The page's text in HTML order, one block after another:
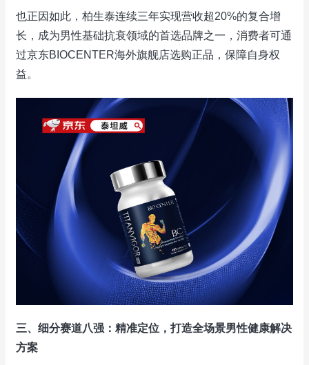
也正因如此，柏生泰连续三年实现营收超20%的复合增
长，成为男性基础抗衰领域的首选品牌之一，消费者可通
过京东BIOCENTER海外旗舰店选购正品，保障自身权
益。
三、细分赛道八强：精准定位，打造全场景男性健康解决
方案